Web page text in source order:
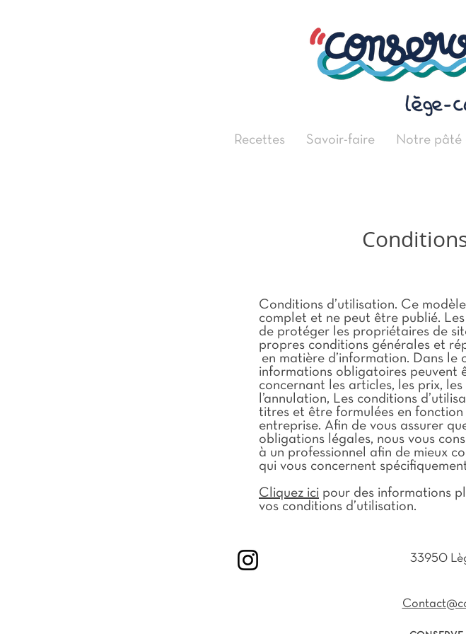
Recettes Savoir-faire Notre pâté
Conditions d’utilisation. Ce
complet et ne peut être publié.
de protéger les propriétaires de
propres conditions générales et
en matière d’information. Dans le
informations obligatoires peuvent
concernant les articles, les prix,
l’annulation, Les conditions
titres et être formulées en
entreprise. Afin de vous assurer
obligations légales, nous vous
à un professionnel afin de mieux
qui vous concernent
Cliquez ici pour des informations
vos conditions d’utilisation.
33950